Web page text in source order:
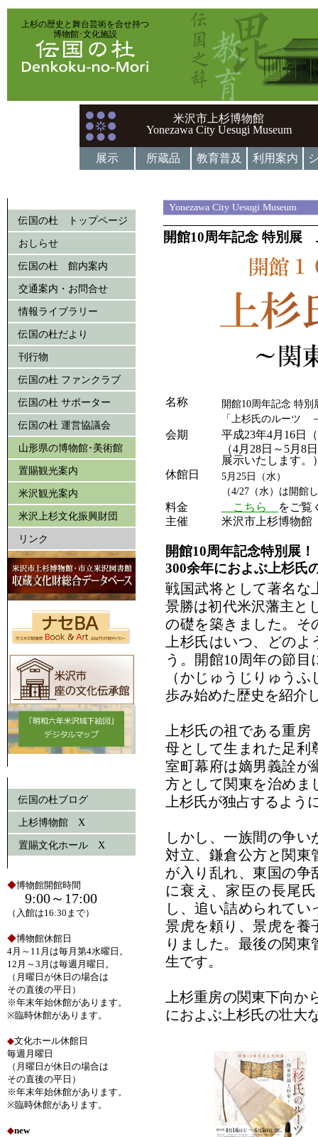
上杉の歴史と舞台芸術を合せ持つ
博物館･文化施設
米沢市上杉博物館
Yonezawa City Uesugi Museum
展示 所蔵品 教育普及 利用案内
伝国の杜 トップページ
おしらせ
伝国の杜 館内案内
交通案内・お問合せ
情報ライブラリー
伝国の杜だより
刊行物
伝国の杜 ファンクラブ
伝国の杜 サポーター
伝国の杜 運営協議会
山形県の博物館･美術館
置賜観光案内
米沢観光案内
米沢上杉文化振興財団
リンク
伝国の杜ブログ
上杉博物館 X
置賜文化ホール X
◆博物館開館時間
9:00～17:00
（入館は16:30まで）
◆博物館休館日
4月～11月は毎月第4水曜日。
12月～3月は毎週月曜日。
（月曜日が休日の場合は
その直後の平日）
※年末年始休館があります。
※臨時休館があります。
◆文化ホール休館日
毎週月曜日
（月曜日が休日の場合は
その直後の平日）
※年末年始休館があります。
※臨時休館があります。
◆new
Yonezawa City Uesugi Museum
開館10周年記念 特別展
名称
開館10周年記念 特別
「上杉氏のルーツ
会期
平成23年4月16日
（4月28日～5月8
展示いたします。
休館日
5月25日（水）
（4/27（水）は開館
料金 こちら
をご覧
主催
米沢市上杉博物館
開館10周年記念特別展！
300余年におよぶ上杉氏
戦国武将として著名な
景勝は初代米沢藩主と
の礎を築きました。そ
上杉氏はいつ、どの
う。開館10周年の節
（かじゅうじりゅう
歩み始めた歴史を紹介
上杉氏の祖である重
母として生まれた足利
室町幕府は嫡男義詮が
方として関東を治めま
上杉氏が独占するよう
しかし、一族間の争
対立、鎌倉公方と関東
が入り乱れ、東国の争
に衰え、家臣の長尾
し、追い詰められて
景虎を頼り、景虎を養
りました。最後の関
生です。
上杉重房の関東下向か
におよぶ上杉氏の壮大